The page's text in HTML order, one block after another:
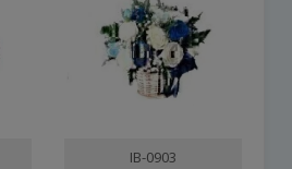
IB-0903